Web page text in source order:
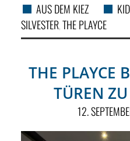
AUS DEM KIEZ
SILVESTER,THE PLAYCE
THE PLAYCE
TÜREN
12.